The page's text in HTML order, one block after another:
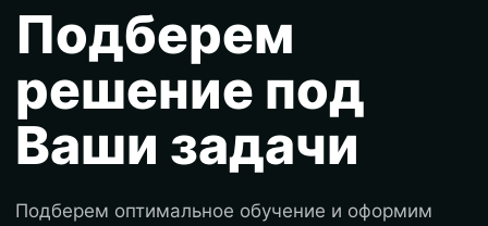
Подберем
решение под
Ваши задачи
Подберем оптимальное обучение и оформим